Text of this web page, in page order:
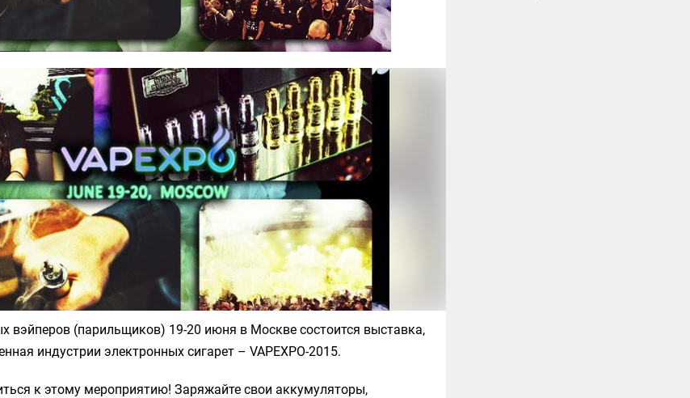
вэйперов (парильщиков) 19-20 июня в Москве состоится выставка,
индустрии электронных сигарет – VAPEXPO-2015.
к этому мероприятию! Заряжайте свои аккумуляторы,